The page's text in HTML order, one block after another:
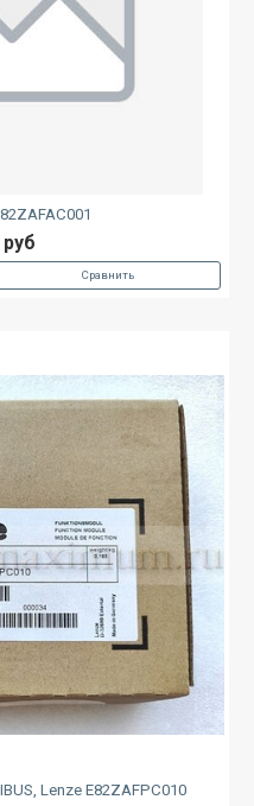
Сравнить
Lenze E82ZAFPC010